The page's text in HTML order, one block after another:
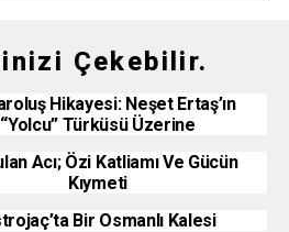
Çekebilir.
Hikayesi: Neşet Ertaş’ın
“Yolcu” Türküsü Üzerine
Acı; Özi Katliamı Ve Gücün
Kıymeti
Bir Osmanlı Kalesi